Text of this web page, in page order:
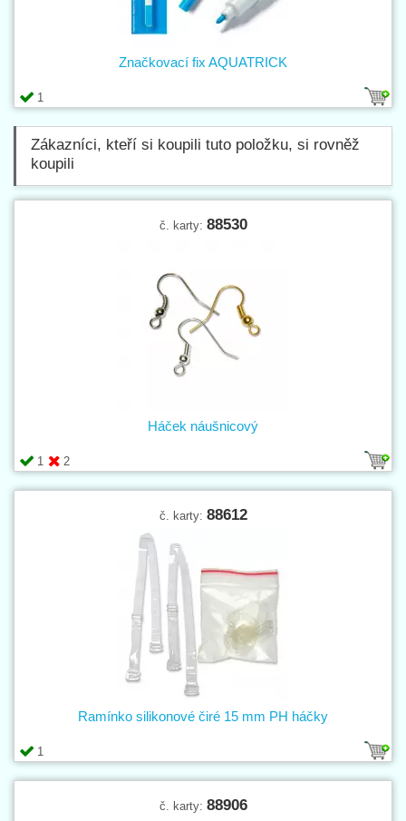
1
Značkovací fix AQUATRICK
Zákazníci, kteří si koupili tuto položku, si rovněž
koupili
č. karty: 88530
1 2
Háček náušnicový
č. karty: 88612
1
Ramínko silikonové čiré 15 mm PH háčky
č. karty: 88906